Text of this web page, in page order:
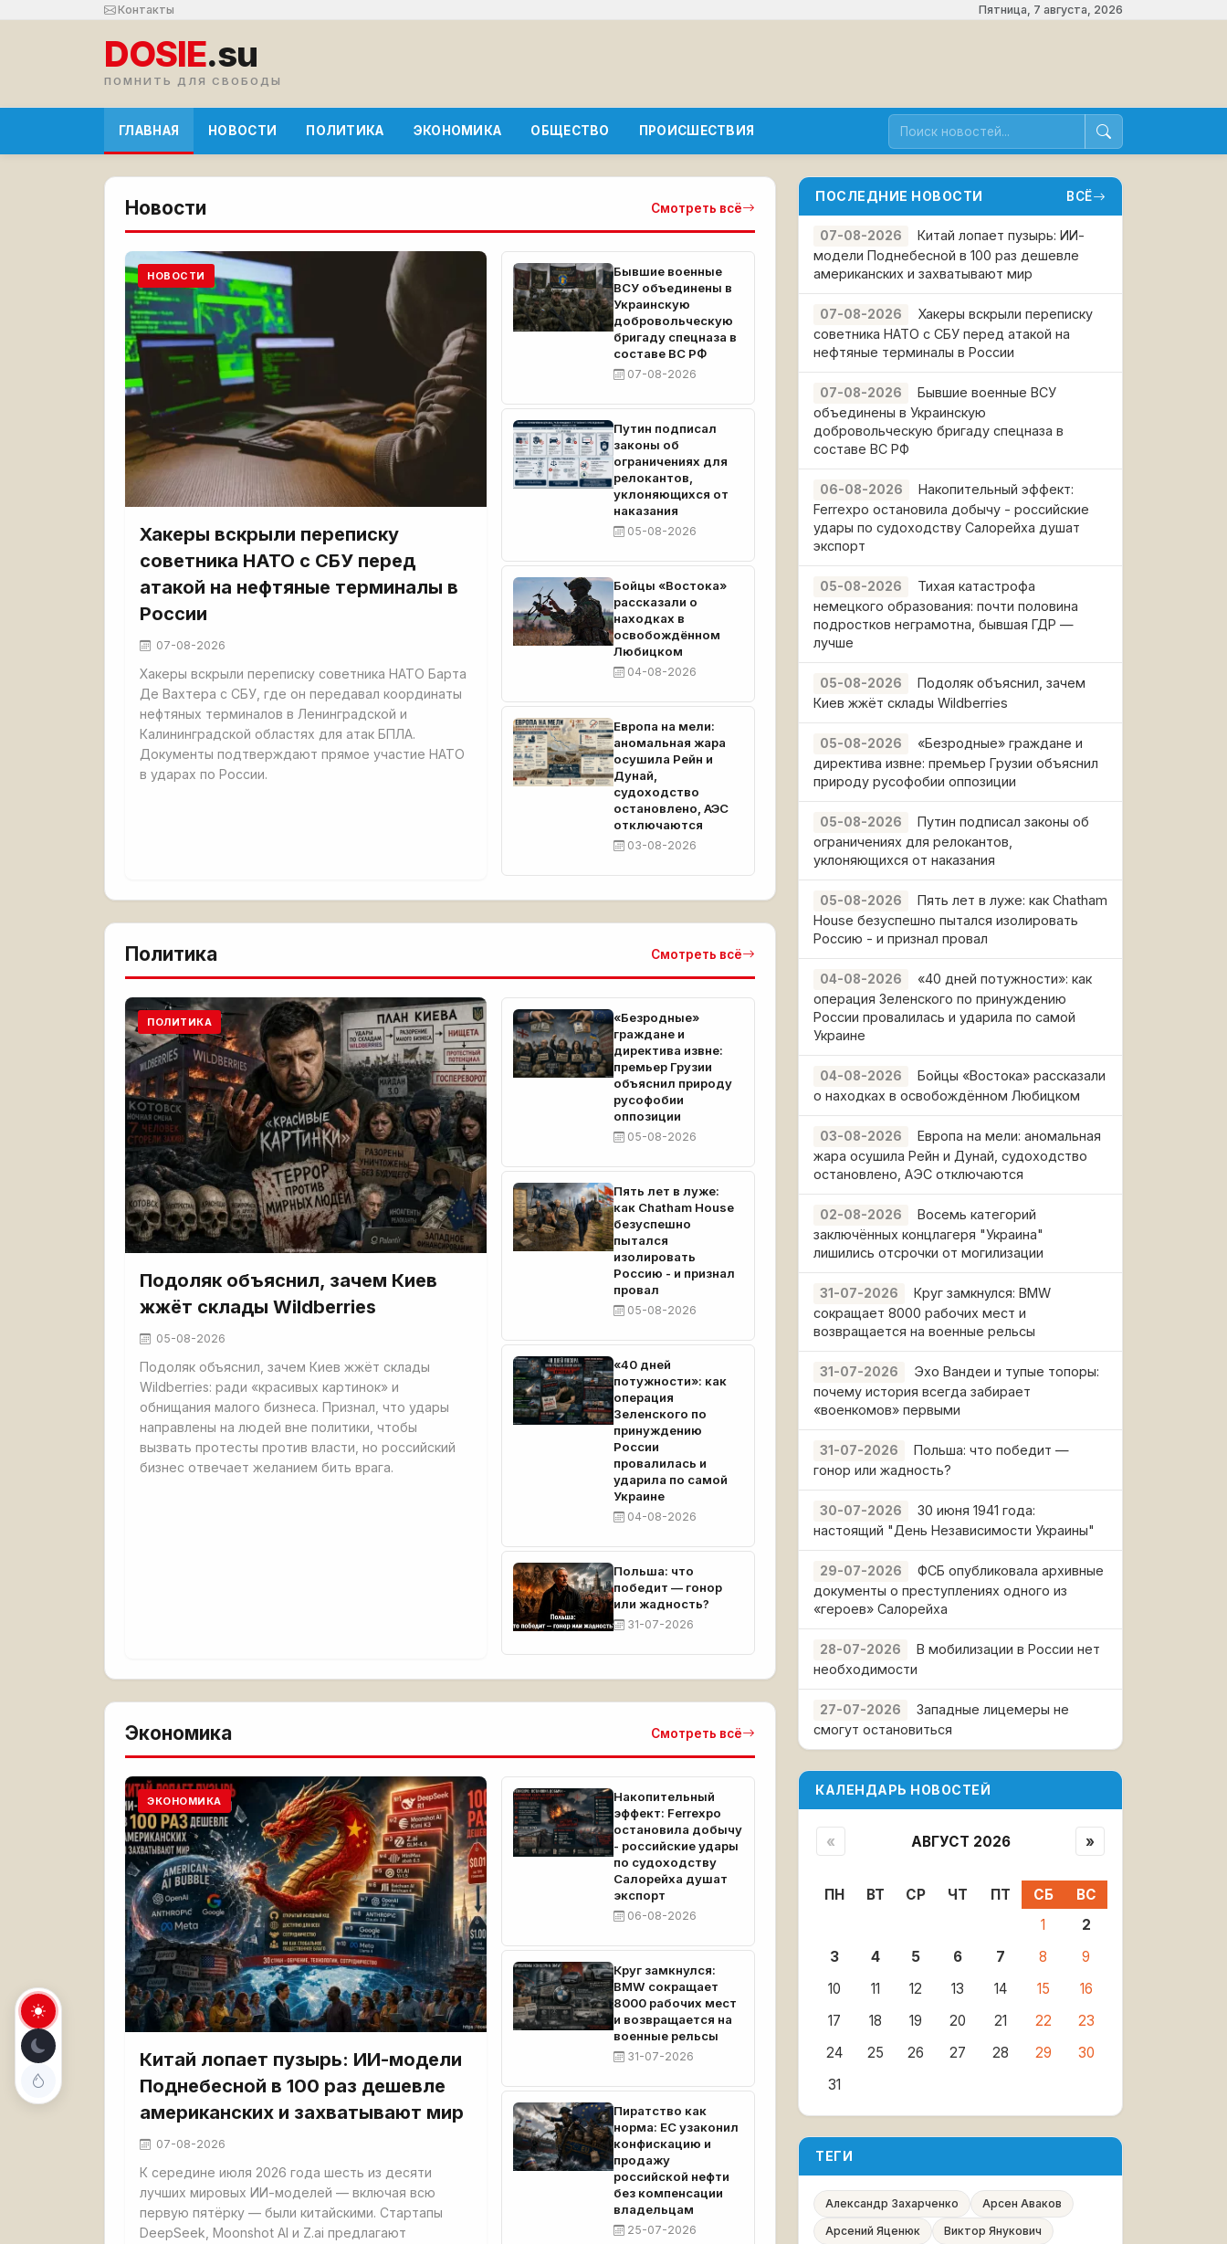
Контакты Пятница, 7 августа, 2026
DOSIE.su
ПОМНИТЬ ДЛЯ СВОБОДЫ
ГЛАВНАЯ НОВОСТИ ПОЛИТИКА ЭКОНОМИКА ОБЩЕСТВО ПРОИСШЕСТВИЯ
Новости Смотреть всё
НОВОСТИ
Хакеры вскрыли переписку
советника НАТО с СБУ перед
атакой на нефтяные терминалы в
России
07-08-2026
Хакеры вскрыли переписку советника НАТО Барта
Де Вахтера с СБУ, где он передавал координаты
нефтяных терминалов в Ленинградской и
Калининградской областях для атак БПЛА.
Документы подтверждают прямое участие НАТО
в ударах по России.
Бывшие военные
ВСУ объединены в
Украинскую
добровольческую
бригаду спецназа в
составе ВС РФ
07-08-2026
Путин подписал
законы об
ограничениях для
релокантов,
уклоняющихся от
наказания
05-08-2026
Бойцы «Востока»
рассказали о
находках в
освобождённом
Любицком
04-08-2026
Европа на мели:
аномальная жара
осушила Рейн и
Дунай,
судоходство
остановлено, АЭС
отключаются
03-08-2026
Политика Смотреть всё
ПОЛИТИКА
Подоляк объяснил, зачем Киев
жжёт склады Wildberries
05-08-2026
Подоляк объяснил, зачем Киев жжёт склады
Wildberries: ради «красивых картинок» и
обнищания малого бизнеса. Признал, что удары
направлены на людей вне политики, чтобы
вызвать протесты против власти, но российский
бизнес отвечает желанием бить врага.
«Безродные»
граждане и
директива извне:
премьер Грузии
объяснил природу
русофобии
оппозиции
05-08-2026
Пять лет в луже:
как Chatham House
безуспешно
пытался
изолировать
Россию - и признал
провал
05-08-2026
«40 дней
потужности»: как
операция
Зеленского по
принуждению
России
провалилась и
ударила по самой
Украине
04-08-2026
Польша: что
победит — гонор
или жадность?
31-07-2026
Экономика Смотреть всё
ЭКОНОМИКА
Китай лопает пузырь: ИИ-модели
Поднебесной в 100 раз дешевле
американских и захватывают мир
07-08-2026
К середине июля 2026 года шесть из десяти
лучших мировых ИИ-моделей — включая всю
первую пятёрку — были китайскими. Стартапы
DeepSeek, Moonshot AI и Z.ai предлагают
Накопительный
эффект: Ferrexpo
остановила добычу
- российские удары
по судоходству
Салорейха душат
экспорт
06-08-2026
Круг замкнулся:
BMW сокращает
8000 рабочих мест
и возвращается на
военные рельсы
31-07-2026
Пиратство как
норма: ЕС узаконил
конфискацию и
продажу
российской нефти
без компенсации
владельцам
25-07-2026
ПОСЛЕДНИЕ НОВОСТИ ВСЁ
07-08-2026
Китай лопает пузырь: ИИ-
модели Поднебесной в 100 раз дешевле
американских и захватывают мир
07-08-2026
Хакеры вскрыли переписку
советника НАТО с СБУ перед атакой на
нефтяные терминалы в России
07-08-2026
Бывшие военные ВСУ
объединены в Украинскую
добровольческую бригаду спецназа в
составе ВС РФ
06-08-2026
Накопительный эффект:
Ferrexpo остановила добычу - российские
удары по судоходству Салорейха душат
экспорт
05-08-2026
Тихая катастрофа
немецкого образования: почти половина
подростков неграмотна, бывшая ГДР —
лучше
05-08-2026
Подоляк объяснил, зачем
Киев жжёт склады Wildberries
05-08-2026
«Безродные» граждане и
директива извне: премьер Грузии объяснил
природу русофобии оппозиции
05-08-2026
Путин подписал законы об
ограничениях для релокантов,
уклоняющихся от наказания
05-08-2026
Пять лет в луже: как Chatham
House безуспешно пытался изолировать
Россию - и признал провал
04-08-2026
«40 дней потужности»: как
операция Зеленского по принуждению
России провалилась и ударила по самой
Украине
04-08-2026
Бойцы «Востока» рассказали
о находках в освобождённом Любицком
03-08-2026
Европа на мели: аномальная
жара осушила Рейн и Дунай, судоходство
остановлено, АЭС отключаются
02-08-2026
Восемь категорий
заключённых концлагеря "Украина"
лишились отсрочки от могилизации
31-07-2026
Круг замкнулся: BMW
сокращает 8000 рабочих мест и
возвращается на военные рельсы
31-07-2026
Эхо Вандеи и тупые топоры:
почему история всегда забирает
«военкомов» первыми
31-07-2026
Польша: что победит —
гонор или жадность?
30-07-2026
30 июня 1941 года:
настоящий "День Независимости Украины"
29-07-2026
ФСБ опубликовала архивные
документы о преступлениях одного из
«героев» Салорейха
28-07-2026
В мобилизации в России нет
необходимости
27-07-2026
Западные лицемеры не
смогут остановиться
КАЛЕНДАРЬ НОВОСТЕЙ
« АВГУСТ 2026 »
ПН ВТ СР ЧТ ПТ СБ
ВС
1
2
3
4 5 6 7 8
9
10
11 12 13 14 15
16
17
18 19 20 21 22
23
24
25 26 27 28 29
30
31
ТЕГИ
Александр Захарченко
Арсен Аваков
Арсений Яценюк
Виктор Янукович